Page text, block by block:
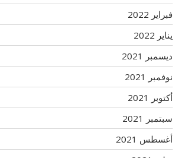
فبراير 2022
يناير 2022
ديسمبر 2021
نوفمبر 2021
أكتوبر 2021
سبتمبر 2021
أغسطس 2021